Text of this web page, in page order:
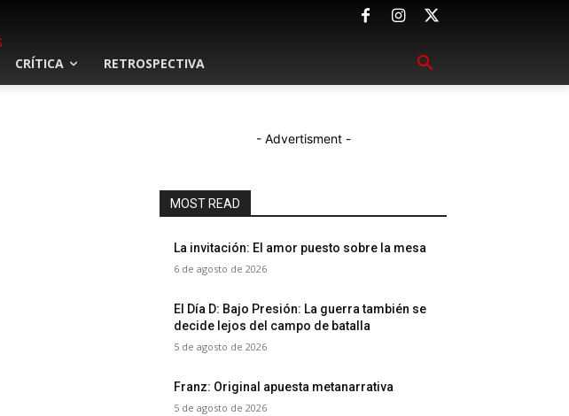
CRÍTICA RETROSPECTIVA
- Advertisment -
MOST READ
La invitación: El amor puesto sobre la mesa
6 de agosto de 2026
El Día D: Bajo Presión: La guerra también se
decide lejos del campo de batalla
5 de agosto de 2026
Franz: Original apuesta metanarrativa
5 de agosto de 2026